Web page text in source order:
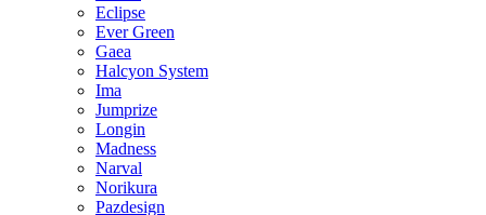
Eclipse
Ever Green
Gaea
Halcyon System
Ima
Jumprize
Longin
Madness
Narval
Norikura
Pazdesign